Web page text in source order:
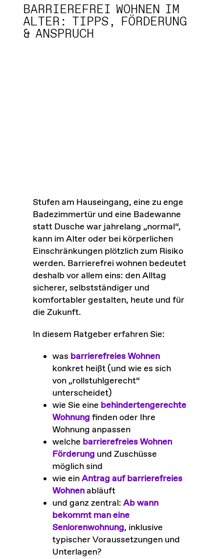
BARRIEREFREI WOHNEN IM
ALTER: TIPPS, FÖRDERUNG
& ANSPRUCH
Stufen am Hauseingang, eine zu enge
Badezimmertür und eine Badewanne
statt Dusche war jahrelang „normal“,
kann im Alter oder bei körperlichen
Einschränkungen plötzlich zum Risiko
werden. Barrierefrei wohnen bedeutet
deshalb vor allem eins: den Alltag
sicherer, selbstständiger und
komfortabler gestalten, heute und für
die Zukunft.
In diesem Ratgeber erfahren Sie:
was barrierefreies Wohnen
konkret heißt (und wie es sich
von „rollstuhlgerecht“
unterscheidet)
wie Sie eine behindertengerechte
Wohnung finden oder Ihre
Wohnung anpassen
welche barrierefreies Wohnen
Förderung und Zuschüsse
möglich sind
wie einAntrag auf barrierefreies
Wohnenabläuft
und ganz zentral: Ab wann
bekommt man eine
Seniorenwohnung, inklusive
typischer Voraussetzungen und
Unterlagen?